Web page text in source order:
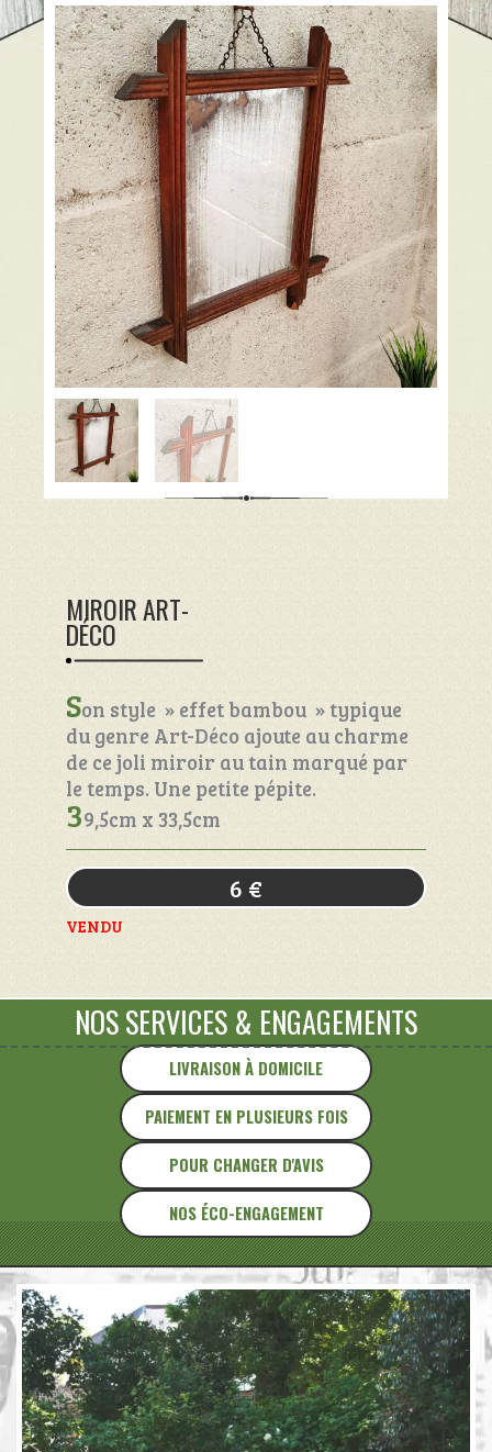
Son style » effet bambou » typique
du genre Art-Déco ajoute au charme
de ce joli miroir au tain marqué par
le temps. Une petite pépite.
39,5cm x 33,5cm
MIROIR ART-
DÉCO
6 €
VENDU
LIVRAISON À DOMICILE
PAIEMENT EN PLUSIEURS FOIS
NOS SERVICES & ENGAGEMENTS
POUR CHANGER D'AVIS
NOS ÉCO-ENGAGEMENT